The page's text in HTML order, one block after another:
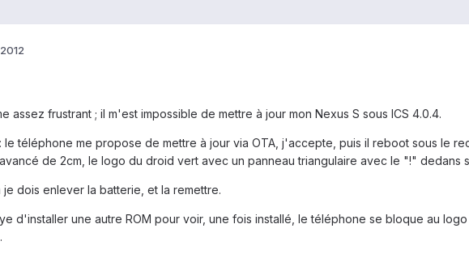
assez frustrant ; il m'est impossible de mettre à jour mon Nexus S sous ICS 4.0.4.
téléphone me propose de mettre à jour via OTA, j'accepte, puis il reboot sous le
de 2cm, le logo du droid vert avec un panneau triangulaire avec le "!" dedans
je dois enlever la batterie, et la remettre.
d'installer une autre ROM pour voir, une fois installé, le téléphone se bloque au